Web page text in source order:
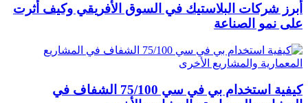
أبرز شركات البلاستيك في السوق الأفريقي وكيف أثرت
على نمو الصناعة
كيفية استخدام بي في سي 75/100 الشفاف في